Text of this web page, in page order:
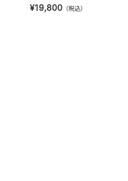
¥19,800（税込）